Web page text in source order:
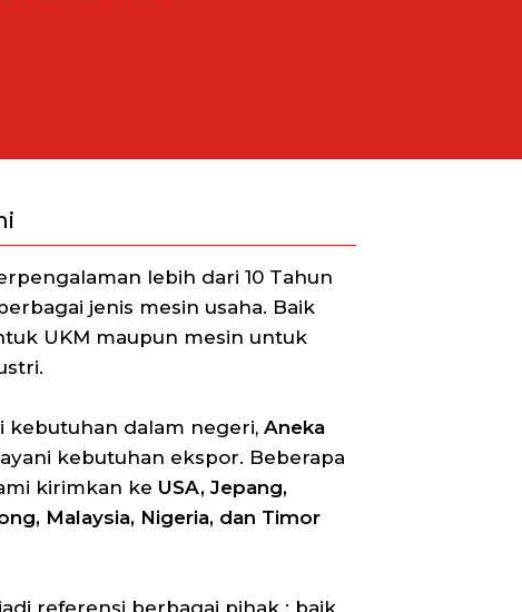
lebih dari 10 Tahun
jenis mesin usaha. Baik
UKM maupun mesin untuk
kebutuhan dalam negeri,Aneka
kebutuhan ekspor. Beberapa
kirimkan ke USA, Jepang,
Malaysia, Nigeria, dan Timor